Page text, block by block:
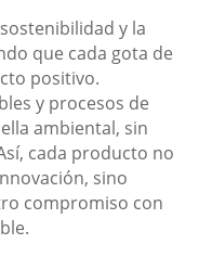
y la
que cada gota de
positivo.
y procesos de
ambiental, sin
cada producto no
sino
compromiso con